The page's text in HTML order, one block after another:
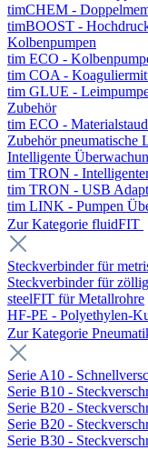
timCHEM -
timBOOST -
Kolbenpumpen
tim ECO -
tim COA -
tim GLUE -
Zubehör
tim ECO -
Zubehör pneumatische
Intelligente
tim TRON -
tim TRON - USB
tim LINK - Pumpen
Zur Kategorie fluidFIT
Steckverbinder für
Steckverbinder für
steelFIT für Metallrohre
HF-PE - Polyethylen-
Zur Kategorie
Serie A10 -
Serie B10 -
Serie B20 -
Serie B20 -
Serie B30 -